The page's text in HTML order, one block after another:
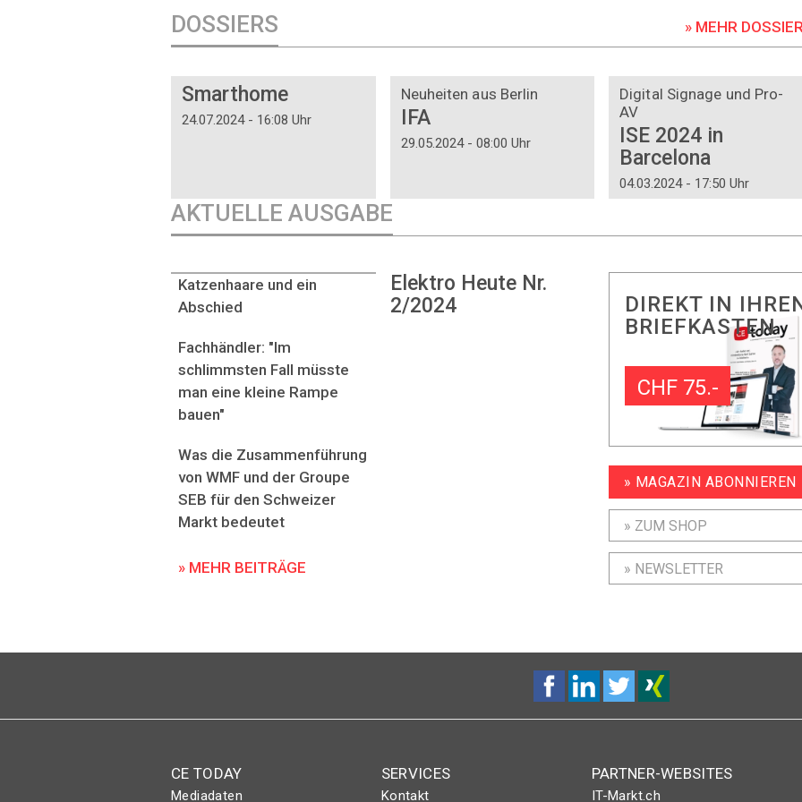
DOSSIERS » MEHR
Smarthome
24.07.2024 - 16:08 Uhr
Neuheiten aus Berlin
IFA
29.05.2024 - 08:00 Uhr
Digital Signage und Pro-
AV
ISE 2024 in
Barcelona
04.03.2024 - 17:50 Uhr
AKTUELLE AUSGABE
Elektro Heute Nr.
2/2024
Katzenhaare und ein
Abschied
Fachhändler: "Im
schlimmsten Fall müsste
man eine kleine Rampe
bauen"
Was die Zusammenführung
von WMF und der Groupe
SEB für den Schweizer
Markt bedeutet
» MEHR BEITRÄGE
DIREKT IN
BRIEFKASTEN
CHF 75.-
» MAGAZIN ABONNIEREN
» ZUM SHOP
» NEWSLETTER
CE TODAY
Mediadaten
SERVICES
Kontakt
PARTNER-WEBSITES
IT-Markt.ch